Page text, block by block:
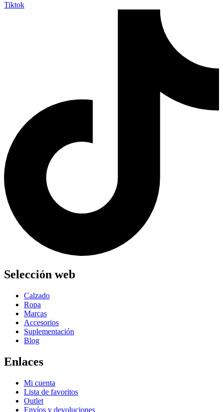
Tiktok
Selección web
Calzado
Ropa
Marcas
Accesorios
Suplementación
Blog
Enlaces
Mi cuenta
Lista de favoritos
Outlet
Envíos y devoluciones